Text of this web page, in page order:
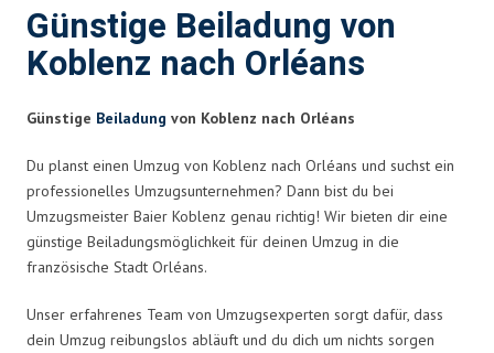
Günstige Beiladung von
Koblenz nach Orléans
Günstige Beiladung von Koblenz nach Orléans
Du planst einen Umzug von Koblenz nach Orléans und suchst ein
professionelles Umzugsunternehmen? Dann bist du bei
Umzugsmeister Baier Koblenz genau richtig! Wir bieten dir eine
günstige Beiladungsmöglichkeit für deinen Umzug in die
französische Stadt Orléans.
Unser erfahrenes Team von Umzugsexperten sorgt dafür, dass
dein Umzug reibungslos abläuft und du dich um nichts sorgen